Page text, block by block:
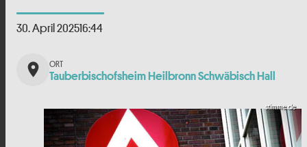
30. April 202516:44
place Tauberbischofsheim Heilbronn Schwäbisch Hall
stimme.de